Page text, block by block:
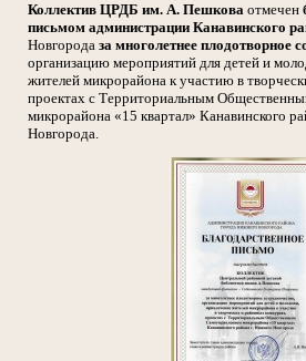
Коллектив ЦРДБ им. А. Пешкова отмечен
письмом администрации Канавинского
Новгорода за многолетнее плодотворное
организацию мероприятий для детей и
жителей микрорайона к участию в
проектах с Территориальным
микрорайона «15 квартал» Канавинского
Новгорода.